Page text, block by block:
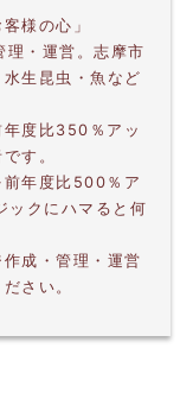
様の心」
理・運営。志摩市
生昆虫・魚など
度比350％アッ
す。
前年度比500％ア
ックにハマると何
成・管理・運営
さい。